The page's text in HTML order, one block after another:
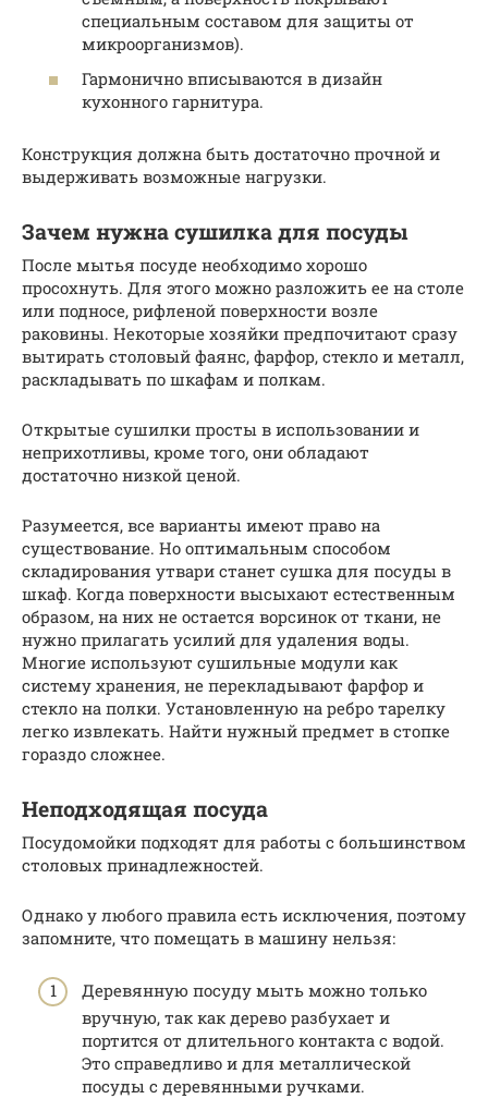
специальным составом для защиты от
микроорганизмов).
Гармонично вписываются в дизайн
кухонного гарнитура.
Конструкция должна быть достаточно прочной и
выдерживать возможные нагрузки.
Зачем нужна сушилка для посуды
После мытья посуде необходимо хорошо
просохнуть. Для этого можно разложить ее на столе
или подносе, рифленой поверхности возле
раковины. Некоторые хозяйки предпочитают сразу
вытирать столовый фаянс, фарфор, стекло и металл,
раскладывать по шкафам и полкам.
Открытые сушилки просты в использовании и
неприхотливы, кроме того, они обладают
достаточно низкой ценой.
Разумеется, все варианты имеют право на
существование. Но оптимальным способом
складирования утвари станет сушка для посуды в
шкаф. Когда поверхности высыхают естественным
образом, на них не остается ворсинок от ткани, не
нужно прилагать усилий для удаления воды.
Многие используют сушильные модули как
систему хранения, не перекладывают фарфор и
стекло на полки. Установленную на ребро тарелку
легко извлекать. Найти нужный предмет в стопке
гораздо сложнее.
Неподходящая посуда
Посудомойки подходят для работы с большинством
столовых принадлежностей.
Однако у любого правила есть исключения, поэтому
запомните, что помещать в машину нельзя:
Деревянную посуду мыть можно только
вручную, так как дерево разбухает и
портится от длительного контакта с водой.
Это справедливо и для металлической
посуды с деревянными ручками.